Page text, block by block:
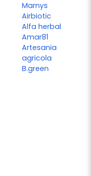
Marnys
Airbiotic
Alfa herbal
Amar81
Artesania
agricola
B.green